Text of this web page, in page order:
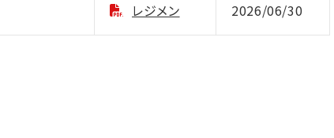
レジメン 2026/06/30